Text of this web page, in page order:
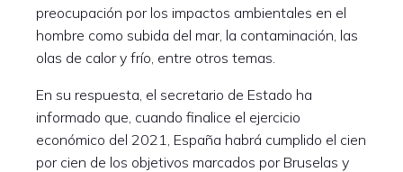
preocupación por los impactos ambientales en el
hombre como subida del mar, la contaminación, las
olas de calor y frío, entre otros temas.
En su respuesta, el secretario de Estado ha
informado que, cuando finalice el ejercicio
económico del 2021, España habrá cumplido el cien
por cien de los objetivos marcados por Bruselas y